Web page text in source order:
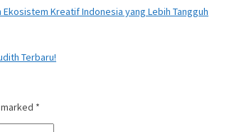
Ekosistem Kreatif Indonesia yang Lebih Tangguh
Terbaru!
*